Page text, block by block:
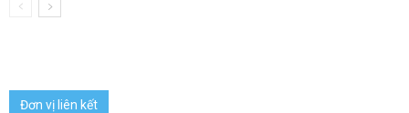
Đơn vị liên kết